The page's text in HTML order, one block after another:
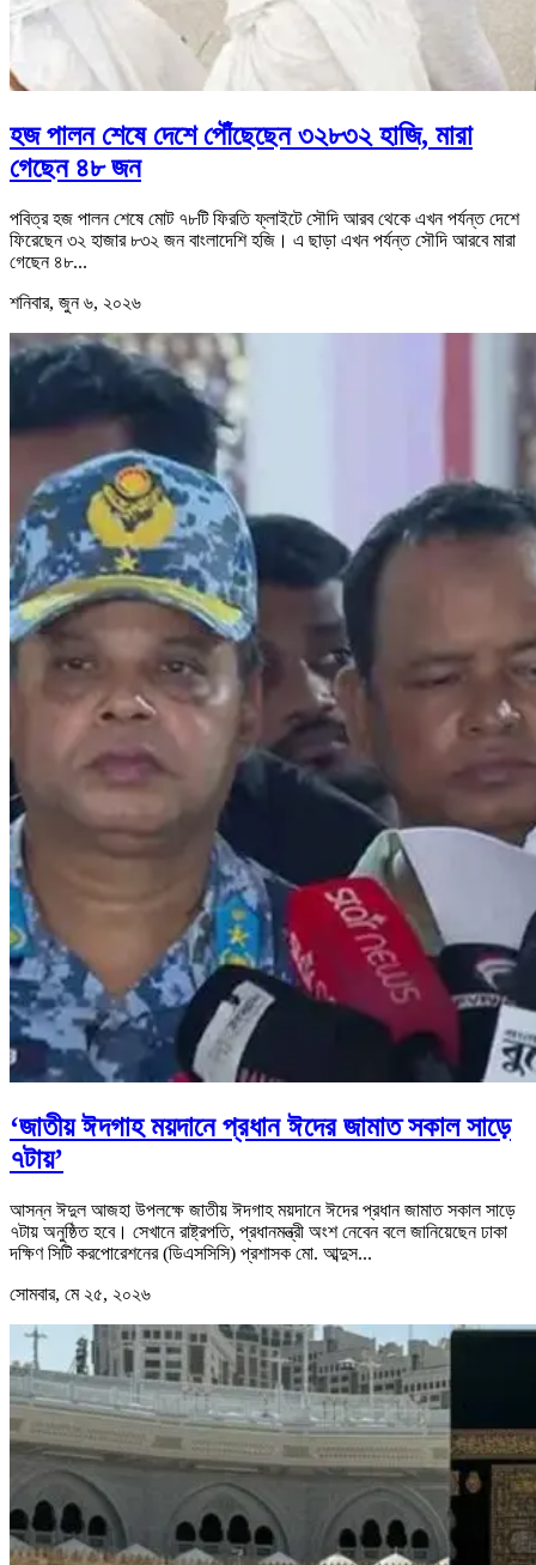
হজ পালন শেষে দেশে পৌঁছেছেন ৩২৮৩২ হাজি, মারা
গেছেন ৪৮ জন
পবিত্র হজ পালন শেষে মোট ৭৮টি ফিরতি ফ্লাইটে সৌদি আরব থেকে এখন পর্যন্ত দেশে
ফিরেছেন ৩২ হাজার ৮৩২ জন বাংলাদেশি হজি। এ ছাড়া এখন পর্যন্ত সৌদি আরবে মারা
গেছেন ৪৮...
শনিবার, জুন ৬, ২০২৬
‘জাতীয় ঈদগাহ ময়দানে প্রধান ঈদের জামাত সকাল সাড়ে
৭টায়’
আসন্ন ঈদুল আজহা উপলক্ষে জাতীয় ঈদগাহ ময়দানে ঈদের প্রধান জামাত সকাল সাড়ে
৭টায় অনুষ্ঠিত হবে। সেখানে রাষ্ট্রপতি, প্রধানমন্ত্রী অংশ নেবেন বলে জানিয়েছেন ঢাকা
দক্ষিণ সিটি করপোরেশনের (ডিএসসিসি) প্রশাসক মো. আব্দুস...
সোমবার, মে ২৫, ২০২৬